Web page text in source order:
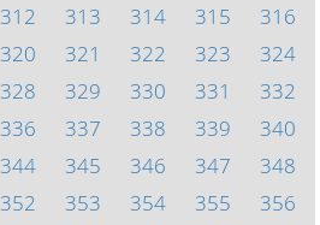
312 313 314 315
316
320 321 322 323
324
328 329 330 331
332
336 337 338 339
340
344 345 346 347
348
352 353 354 355
356